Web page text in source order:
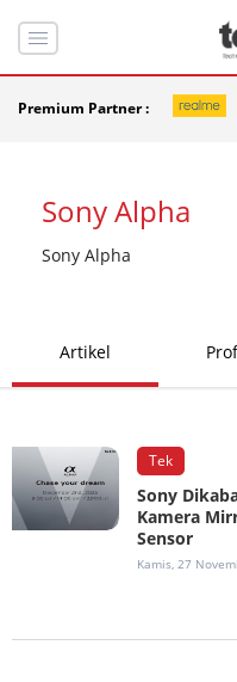
Premium Partner :
Sony Alpha
Sony Alpha
Artikel
Tek
Sony
Kamera
Sensor
Kamis, 27